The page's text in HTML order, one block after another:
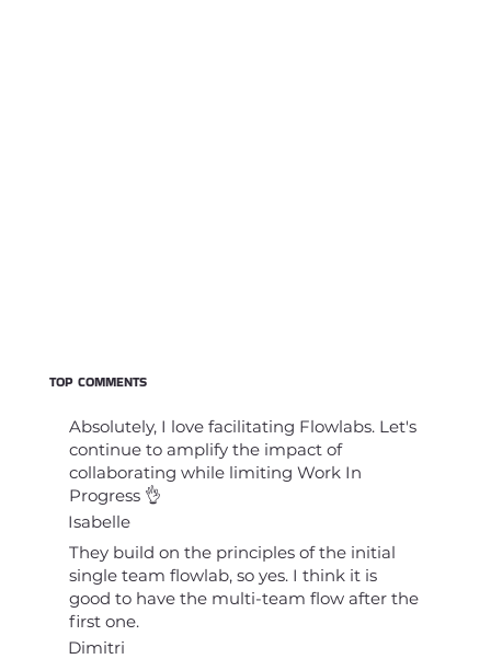
TOP COMMENTS
Absolutely, I love facilitating Flowlabs. Let's
continue to amplify the impact of
collaborating while limiting Work In
Progress 👌
Isabelle
They build on the principles of the initial
single team flowlab, so yes. I think it is
good to have the multi-team flow after the
first one.
Dimitri